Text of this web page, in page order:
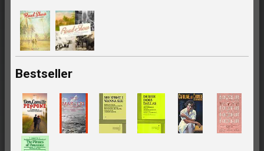
Bestseller